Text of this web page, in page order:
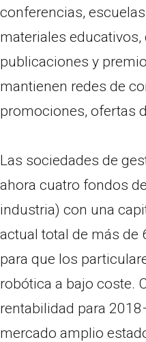
conferencias,
materiales
publicaciones y
mantienen redes de
promociones, ofertas
Las sociedades de
ahora cuatro fondos
industria) con una
actual total de más de
para que los
robótica a bajo coste.
rentabilidad para
mercado amplio